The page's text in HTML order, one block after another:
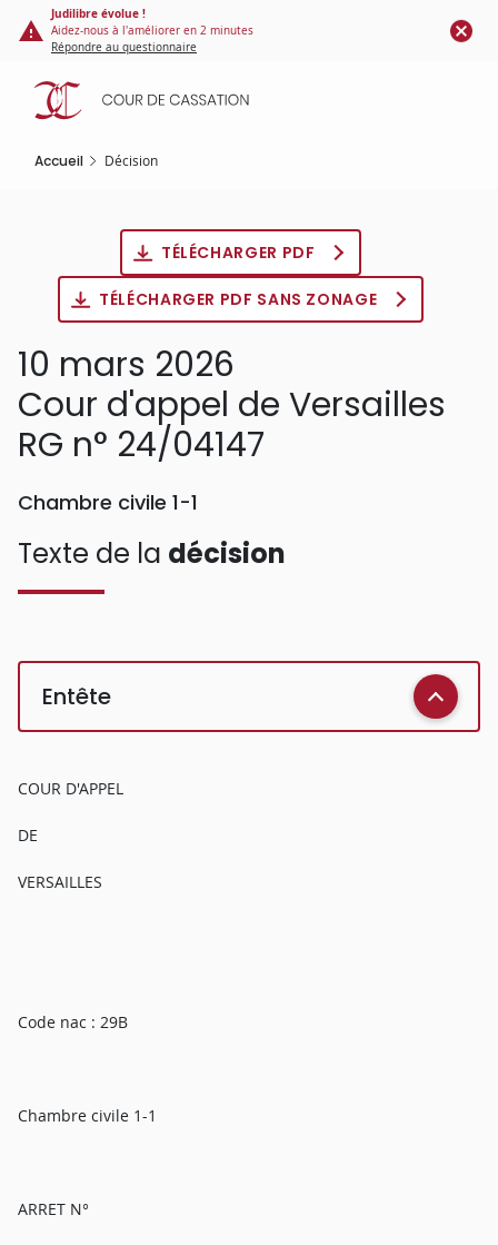
Panneau de gestion des cookies
contenu
principal
Judilibre évolue !
Aidez-nous à l'améliorer en 2 minutes
Répondre au questionnaire
Accueil Décision
TÉLÉCHARGER PDF
TÉLÉCHARGER PDF SANS ZONAGE
10 mars 2026
Cour d'appel de Versailles
RG n° 24/04147
Chambre civile 1-1
Texte de la décision
Entête
COUR D'APPEL
DE
VERSAILLES
Code nac : 29B
Chambre civile 1-1
ARRET N°